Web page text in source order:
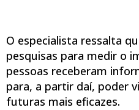
O especialista ressalta
pesquisas para medir o
pessoas receberam
para, a partir daí, poder
futuras mais eficazes.